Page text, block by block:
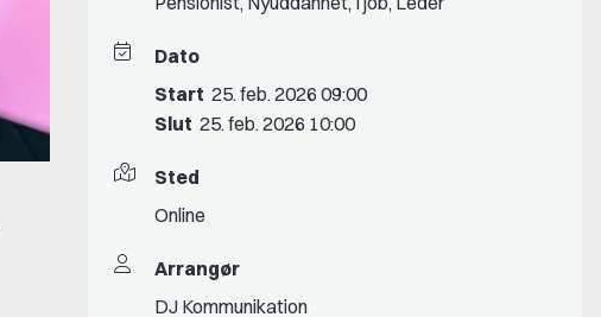
Dato
Start 25. feb. 2026 09:00
Slut 25. feb. 2026 10:00
Sted
Online
Arrangør
DJ Kommunikation